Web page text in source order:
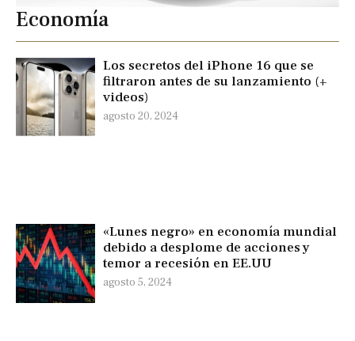
Economía
Los secretos del iPhone 16 que se
filtraron antes de su lanzamiento (+
videos)
agosto 20, 2024
«Lunes negro» en economía mundial
debido a desplome de acciones y
temor a recesión en EE.UU
agosto 5, 2024